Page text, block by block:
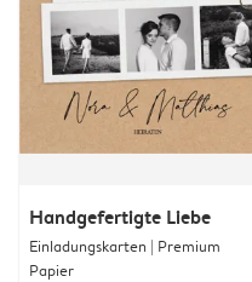
Handgefertigte Liebe
Einladungskarten | Premium
Papier